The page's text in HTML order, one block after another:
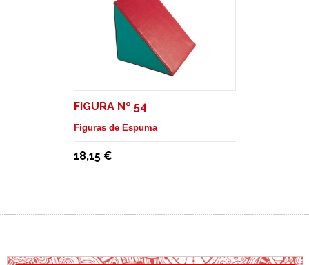
FIGURA Nº 54
Figuras de Espuma
18,15 €